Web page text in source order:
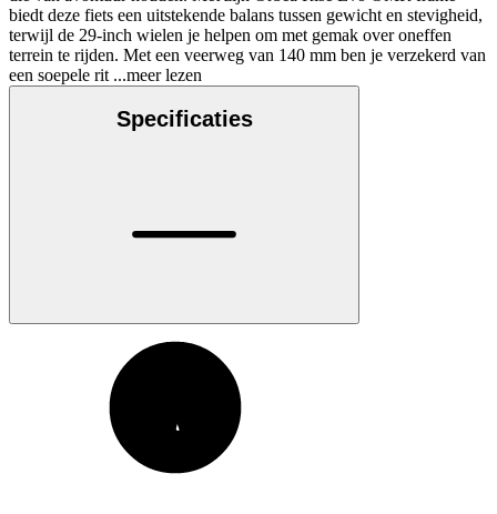
biedt deze fiets een uitstekende balans tussen gewicht en stevigheid,
terwijl de 29-inch wielen je helpen om met gemak over oneffen
terrein te rijden. Met een veerweg van 140 mm ben je verzekerd van
een soepele rit ...meer lezen
Specificaties